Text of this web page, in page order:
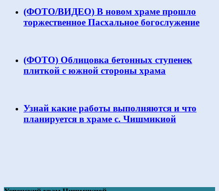
(ФОТО/ВИДЕО) В новом храме прошло
торжественное Пасхальное богослужение
(ФОТО) Облицовка бетонных ступенек
плиткой с южной стороны храма
Узнай какие работы выполняются и что
планируется в храме с. Чишмикиой